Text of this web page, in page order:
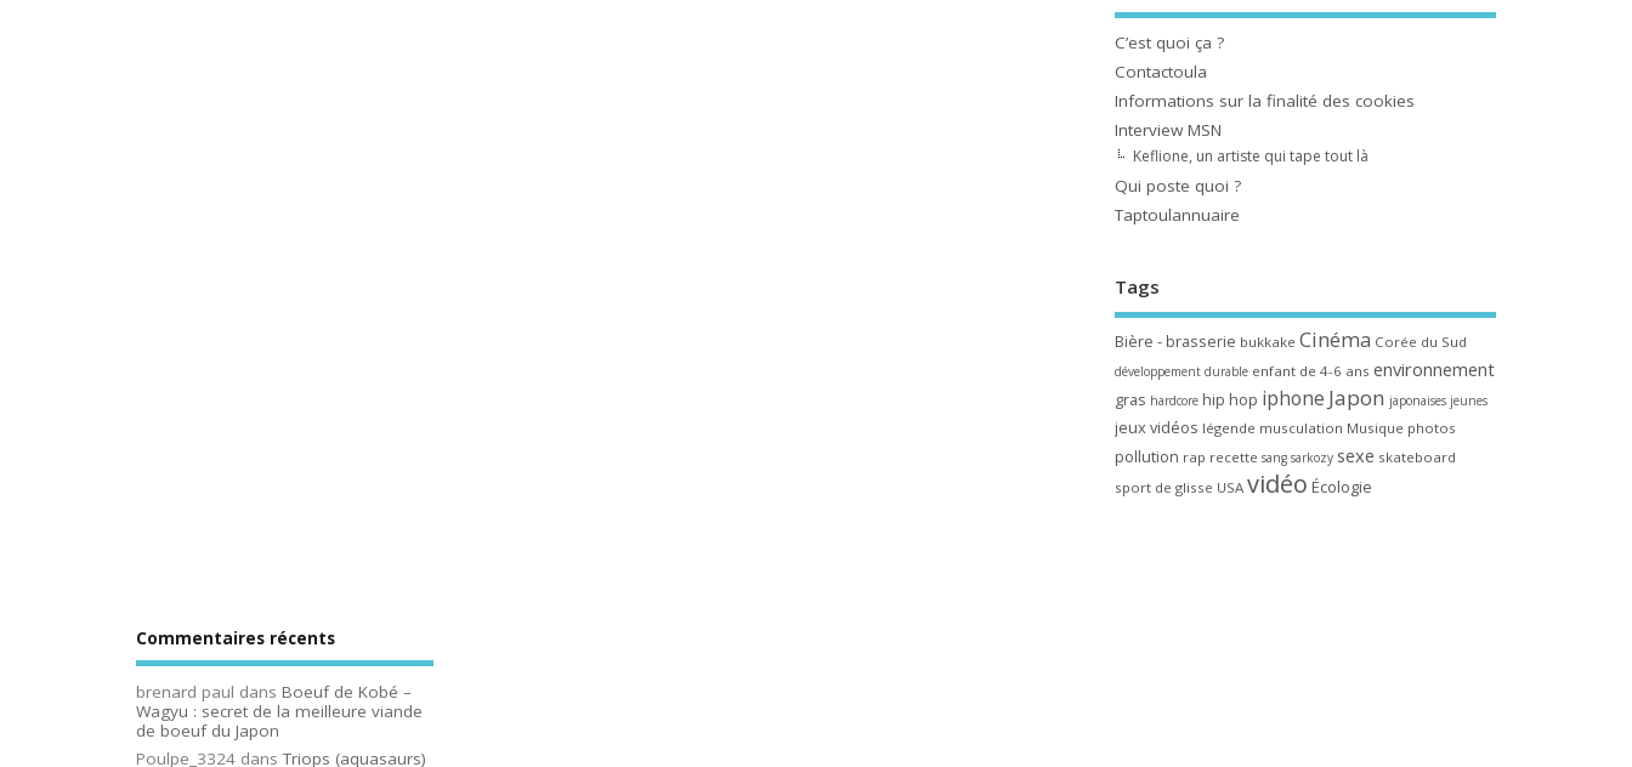
C’est quoi ça ?
Contactoula
Informations sur la finalité des cookies
Interview MSN
Keflione, un artiste qui tape tout là
Qui poste quoi ?
Taptoulannuaire
Tags
Bière - brasserie bukkake Cinéma Corée du Sud
développement durable enfant de 4-6 ans environnement
gras hardcore hip hop iphone Japon japonaises jeunes
jeux vidéos légende musculation Musique photos
pollution rap recette sang sarkozy sexe skateboard
sport de glisse USA vidéo Écologie
Commentaires récents
brenard paul dans Boeuf de Kobé –
Wagyu : secret de la meilleure viande
de boeuf du Japon
Poulpe_3324 dansTriops (aquasaurs)